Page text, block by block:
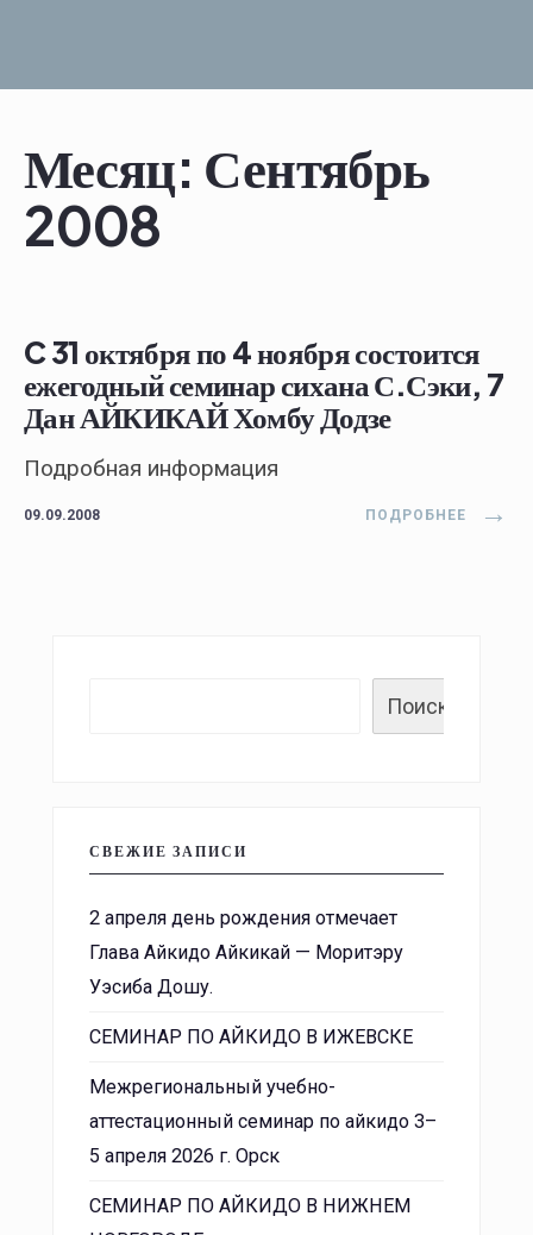
Месяц: Сентябрь
2008
C 31 октября по 4 ноября состоится
ежегодный семинар сихана С.Сэки, 7
Дан АЙКИКАЙ Хомбу Додзе
Подробная информация
09.09.2008 ПОДРОБНЕЕ →
Поиск
СВЕЖИЕ ЗАПИСИ
2 апреля день рождения отмечает
Глава Айкидо Айкикай — Моритэру
Уэсиба Дошу.
СЕМИНАР ПО АЙКИДО В ИЖЕВСКЕ
Межрегиональный учебно-
аттестационный семинар по айкидо 3–
5 апреля 2026 г. Орск
СЕМИНАР ПО АЙКИДО В НИЖНЕМ